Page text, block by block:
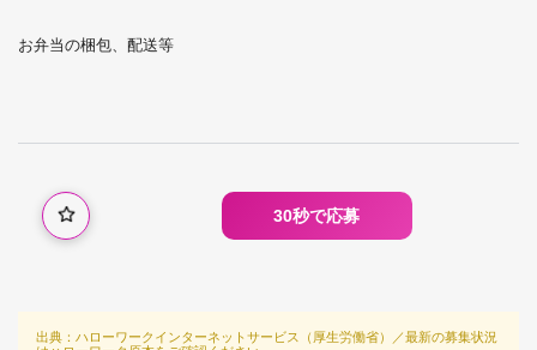
お弁当の梱包、配送等
30秒で応募
出典：ハローワークインターネットサービス（厚生労働省）／最新の募集状況